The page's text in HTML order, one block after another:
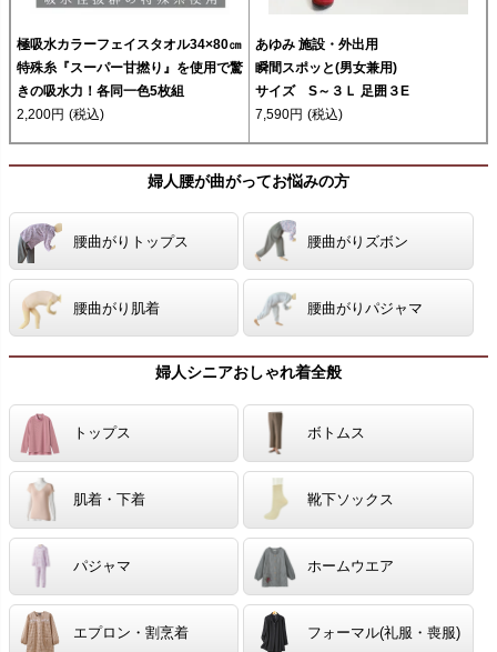
極吸水カラーフェイスタオル34×80㎝
特殊糸『スーパー甘撚り』を使用で驚
きの吸水力！各同一色5枚組
2,200円 (税込)
あゆみ 施設・外出用
瞬間スポッと(男女兼用)
サイズ S～３Ｌ 足囲３E
7,590円 (税込)
婦人腰が曲がってお悩みの方
腰曲がりトップス 腰曲がりズボン
腰曲がり肌着 腰曲がりパジャマ
婦人シニアおしゃれ着全般
トップス ボトムス
肌着・下着 靴下ソックス
パジャマ ホームウエア
エプロン・割烹着 フォーマル(礼服・喪服)